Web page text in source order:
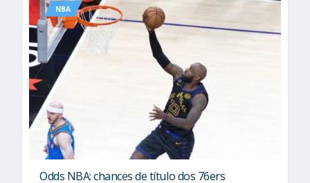
NBA
Odds NBA: chances de título dos 76ers